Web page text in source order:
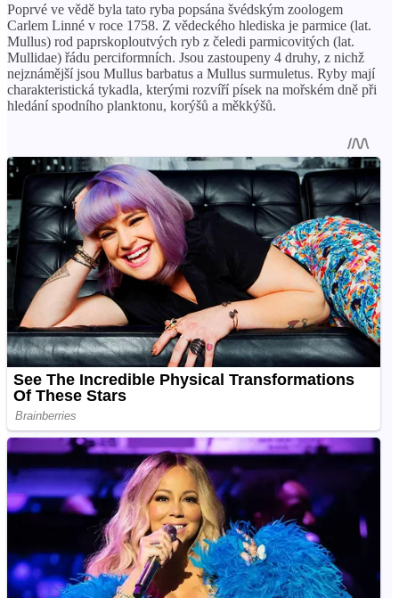
Poprvé ve vědě byla tato ryba popsána švédským zoologem
Carlem Linné v roce 1758. Z vědeckého hlediska je parmice (lat.
Mullus) rod paprskoploutvých ryb z čeledi parmicovitých (lat.
Mullidae) řádu perciformních. Jsou zastoupeny 4 druhy, z nichž
nejznámější jsou Mullus barbatus a Mullus surmuletus. Ryby mají
charakteristická tykadla, kterými rozvíří písek na mořském dně při
hledání spodního planktonu, korýšů a měkkýšů.